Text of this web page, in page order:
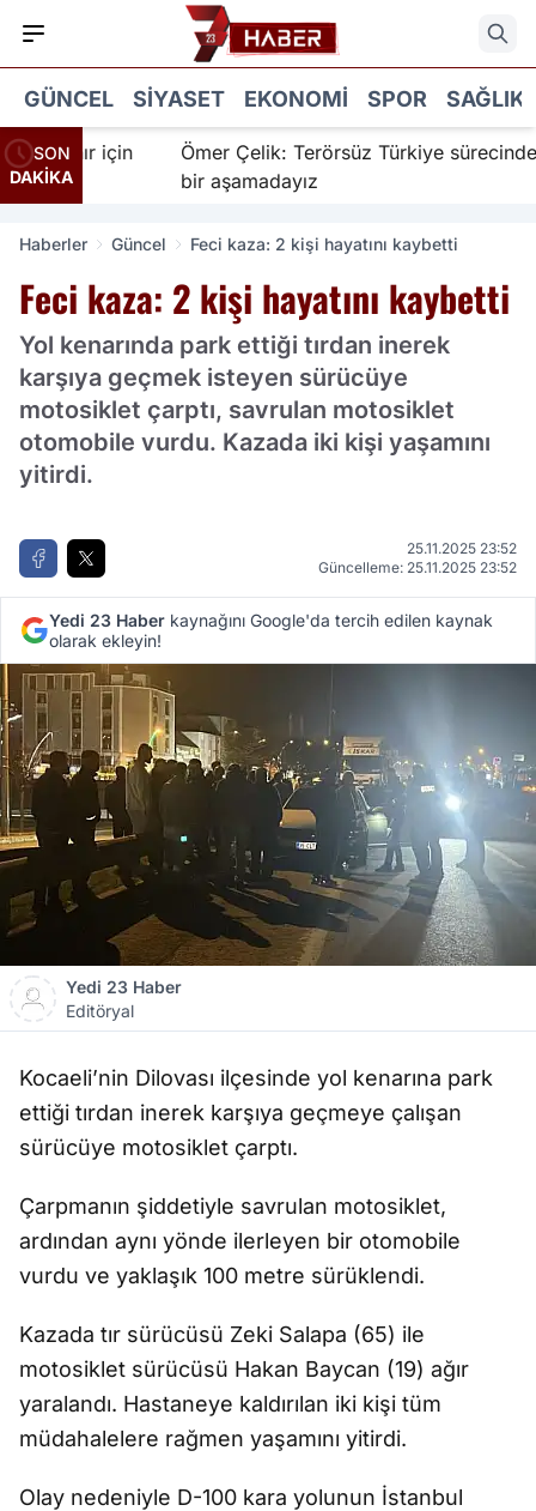
GÜNCEL SIYASET EKONOMI SPOR SAĞLIK
SON
DAKİKA
için
Ömer Çelik: Terörsüz Türkiye sürecinde
bir aşamadayız
Haberler Güncel Feci kaza: 2 kişi hayatını kaybetti
Feci kaza: 2 kişi hayatını kaybetti
Yol kenarında park ettiği tırdan inerek
karşıya geçmek isteyen sürücüye
motosiklet çarptı, savrulan motosiklet
otomobile vurdu. Kazada iki kişi yaşamını
yitirdi.
25.11.2025 23:52
Güncelleme: 25.11.2025 23:52
Yedi 23 Haber kaynağını Google'da tercih edilen kaynak
olarak ekleyin!
Yedi 23 Haber
Editöryal
Kocaeli’nin Dilovası ilçesinde yol kenarına park
ettiği tırdan inerek karşıya geçmeye çalışan
sürücüye motosiklet çarptı.
Çarpmanın şiddetiyle savrulan motosiklet,
ardından aynı yönde ilerleyen bir otomobile
vurdu ve yaklaşık 100 metre sürüklendi.
Kazada tır sürücüsü Zeki Salapa (65) ile
motosiklet sürücüsü Hakan Baycan (19) ağır
yaralandı. Hastaneye kaldırılan iki kişi tüm
müdahalelere rağmen yaşamını yitirdi.
Olay nedeniyle D-100 kara yolunun İstanbul